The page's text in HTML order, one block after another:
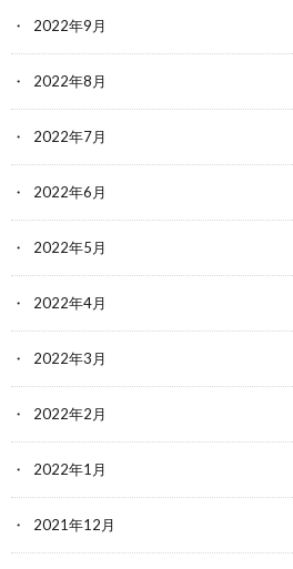
2022年9月
2022年8月
2022年7月
2022年6月
2022年5月
2022年4月
2022年3月
2022年2月
2022年1月
2021年12月